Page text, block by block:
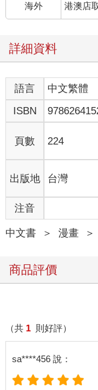
海外 港澳店
詳細資料
語言 中文繁體
ISBN
頁數 224
出版地 台灣
注音
中文書 ＞ 漫畫 ＞
商品評價
（共 1 則好評）
sa****456 說：